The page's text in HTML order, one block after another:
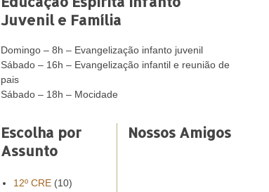
Juvenil e Família
Domingo – 8h – Evangelização infanto juvenil
Sábado – 16h – Evangelização infantil e reunião de
pais
Sábado – 18h – Mocidade
Escolha por
Assunto
12º CRE (10)
Nossos Amigos